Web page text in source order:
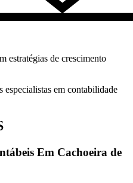
estratégias de crescimento
Em Cachoeira de